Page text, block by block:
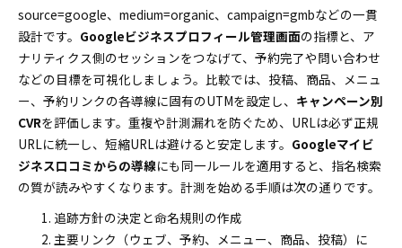
source=google、medium=organic、campaign=gmbなどの一貫
設計です。 Googleビジネスプロフィール管理画面の指標と、ア
ナリティクス側のセッションをつなげて、予約完了や問い合わせ
などの目標を可視化しましょう。比較では、投稿、商品、メニュ
ー、予約リンクの各導線に固有のUTMを設定し、 キャンペーン別
CVRを評価します。重複や計測漏れを防ぐため、URLは必ず正規
URLに統一し、短縮URLは避けると安定します。 Googleマイビ
ジネス口コミからの導線にも同一ルールを適用すると、指名検索
の質が読みやすくなります。計測を始める手順は次の通りです。
追跡方針の決定と命名規則の作成
主要リンク（ウェブ、予約、メニュー、商品、投稿）に